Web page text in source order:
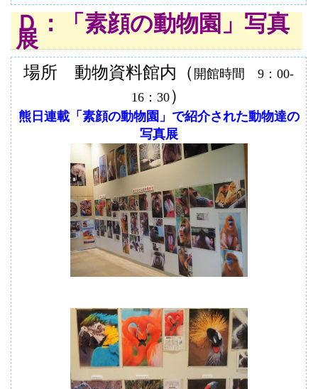
Ｄ ：「素顔の動物園」写真
展
場所 動物資料館内（ 開館時間 9：00-
16：30）
熊日連載「素顔の動物園」で紹介された動物達の
写真展